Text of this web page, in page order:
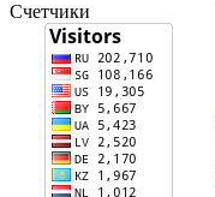
Счетчики